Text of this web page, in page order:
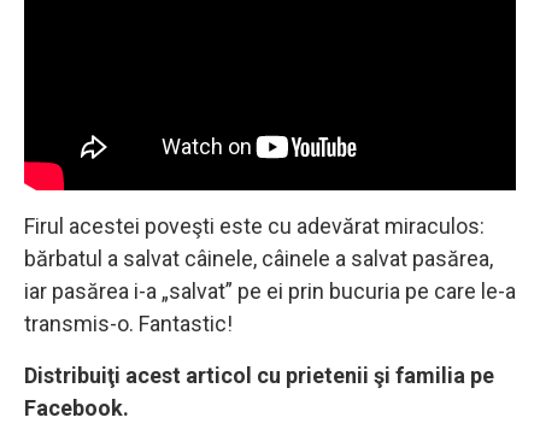
Firul acestei poveşti este cu adevărat miraculos:
bărbatul a salvat câinele, câinele a salvat pasărea,
iar pasărea i-a „salvat” pe ei prin bucuria pe care le-a
transmis-o. Fantastic!
Distribuiţi acest articol cu prietenii şi familia pe
Facebook.